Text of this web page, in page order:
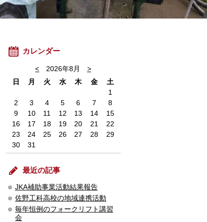
カレンダー
< 2026年8月
>
日
月 火 水 木 金
土
1
2
3 4 5 6 7
8
9
10 11 12 13 14
15
16
17 18 19 20 21
22
23
24 25 26 27 28
29
30
31
最近の記事
JKA補助事業活動結果報告
佐野工科高校の地域連携活動
毎年恒例のフォークリフト講習
会